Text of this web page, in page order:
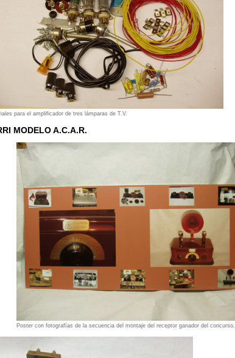
para el amplificador de tres lámparas de T.V.
MODELO A.C.A.R.
Poster con fotografías de la secuencia del montaje del receptor ganador del concurso.